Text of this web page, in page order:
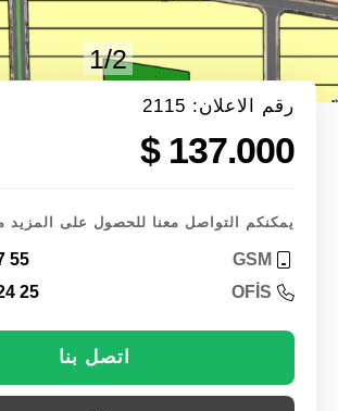
1/2
رقم الاعلان: 2115
137.000 $
يمكنكم التواصل معنا للحصول على المزيد
GSM
55
OFİS
25
اتصل بنا